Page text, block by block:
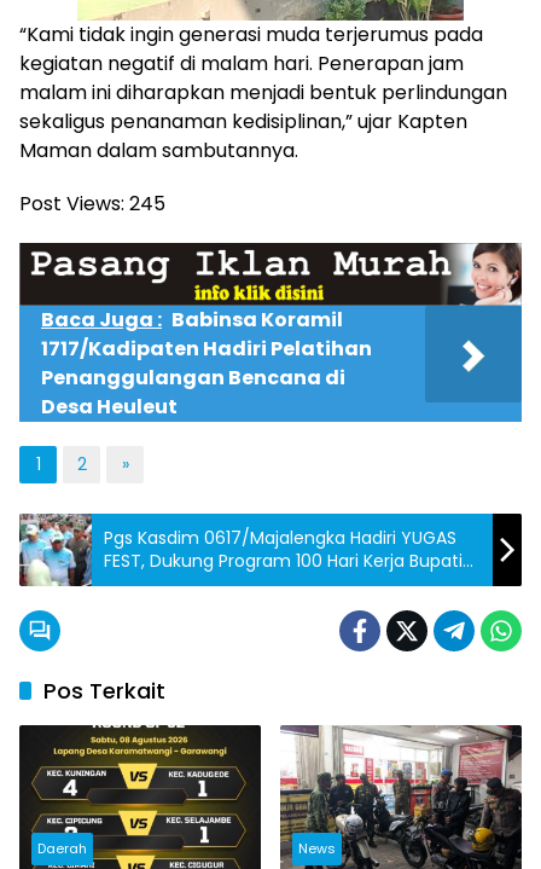
“Kami tidak ingin generasi muda terjerumus pada
kegiatan negatif di malam hari. Penerapan jam
malam ini diharapkan menjadi bentuk perlindungan
sekaligus penanaman kedisiplinan,” ujar Kapten
Maman dalam sambutannya.
Post Views: 245
Baca Juga : Babinsa Koramil
1717/Kadipaten Hadiri Pelatihan
Penanggulangan Bencana di
Desa Heuleut
1 2 »
Pgs Kasdim 0617/Majalengka Hadiri YUGAS
FEST, Dukung Program 100 Hari Kerja Bupati-
Wabup
Pos Terkait
Daerah News